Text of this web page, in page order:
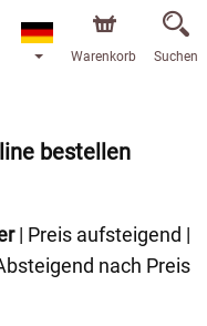
Warenkorb Suchen
bestellen
| Preis aufsteigend |
nach Preis